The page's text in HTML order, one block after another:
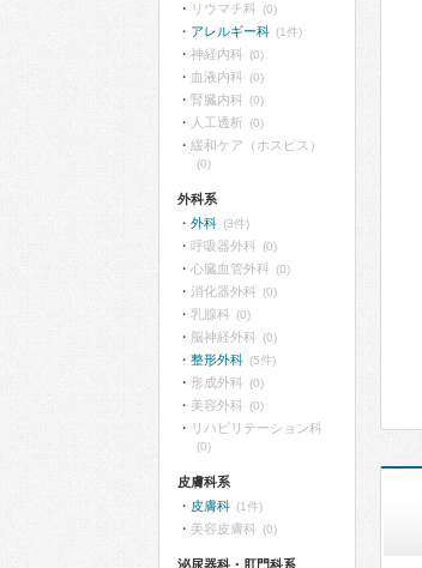
リウマチ科 (0)
アレルギー科 (1件)
神経内科 (0)
血液内科 (0)
腎臓内科 (0)
人工透析 (0)
緩和ケア（ホスピス）
(0)
外科系
外科 (3件)
呼吸器外科 (0)
心臓血管外科 (0)
消化器外科 (0)
乳腺科 (0)
脳神経外科 (0)
整形外科 (5件)
形成外科 (0)
美容外科 (0)
リハビリテーション科
(0)
皮膚科系
皮膚科 (1件)
美容皮膚科 (0)
泌尿器科・肛門科系